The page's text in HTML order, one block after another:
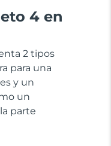
4 en
2 tipos
para una
y un
un
parte